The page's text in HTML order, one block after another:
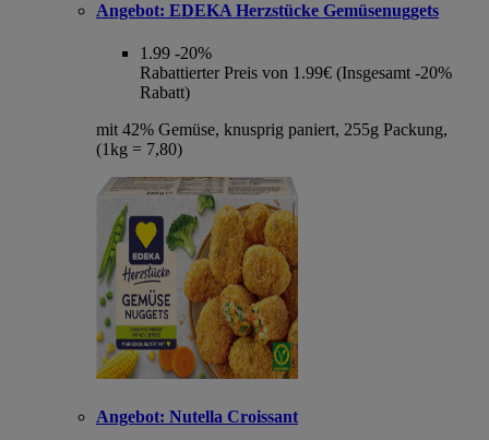
Angebot: EDEKA Herzstücke Gemüsenuggets
1.99 -20%
Rabattierter Preis von 1.99€ (Insgesamt -20%
Rabatt)
mit 42% Gemüse, knusprig paniert, 255g Packung,
(1kg = 7,80)
Angebot: Nutella Croissant